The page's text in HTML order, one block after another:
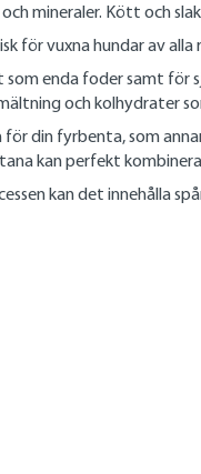
och mineraler. Kött och
för vuxna hundar av
enda foder samt för
och kolhydrater
för din fyrbenta, som
kan perfekt
kan det innehålla